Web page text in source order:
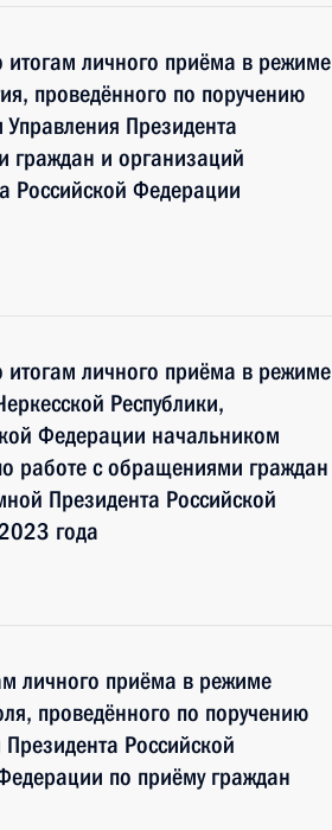
личного приёма в режиме
проведённого по поручению
Президента
граждан и организаций
Российской Федерации
личного приёма в режиме
Республики,
Федерации начальником
работе с обращениями граждан
Президента Российской
года
личного приёма в режиме
проведённого по поручению
Российской
по приёму граждан